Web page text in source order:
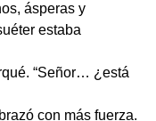
ásperas y
estaba
“Señor… ¿está
con más fuerza.